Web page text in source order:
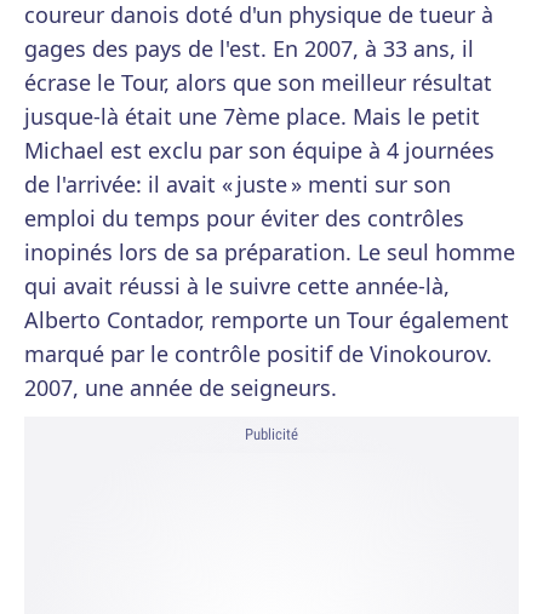
coureur danois doté d'un physique de tueur à
gages des pays de l'est. En 2007, à 33 ans, il
écrase le Tour, alors que son meilleur résultat
jusque-là était une 7ème place. Mais le petit
Michael est exclu par son équipe à 4 journées
de l'arrivée: il avait « juste » menti sur son
emploi du temps pour éviter des contrôles
inopinés lors de sa préparation. Le seul homme
qui avait réussi à le suivre cette année-là,
Alberto Contador, remporte un Tour également
marqué par le contrôle positif de Vinokourov.
2007, une année de seigneurs.
Publicité